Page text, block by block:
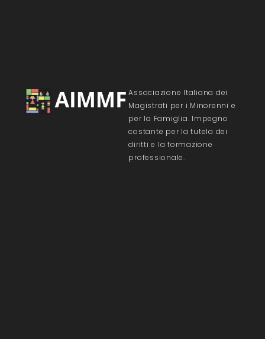
Associazione Italiana dei
Magistrati per i Minorenni e
per la Famiglia. Impegno
costante per la tutela dei
diritti e la formazione
professionale.